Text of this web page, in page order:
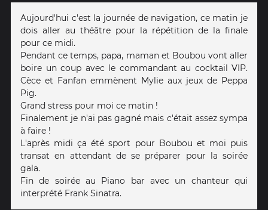
Aujourd'hui c'est la journée de navigation, ce matin je
dois aller au théâtre pour la répétition de la finale
pour ce midi.
Pendant ce temps, papa, maman et Boubou vont aller
boire un coup avec le commandant au cocktail VIP.
Cèce et Fanfan emmènent Mylie aux jeux de Peppa
Pig.
Grand stress pour moi ce matin !
Finalement je n'ai pas gagné mais c'était assez sympa
à faire !
L'après midi ça été sport pour Boubou et moi puis
transat en attendant de se préparer pour la soirée
gala.
Fin de soirée au Piano bar avec un chanteur qui
interprété Frank Sinatra.